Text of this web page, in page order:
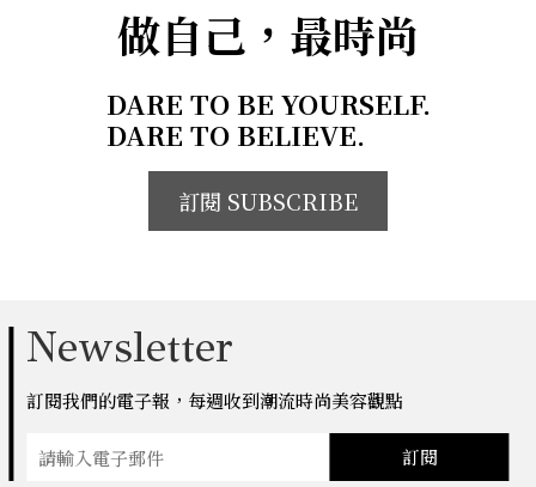
做自己，最時尚
DARE TO BE YOURSELF.
DARE TO BELIEVE.
訂閱 SUBSCRIBE
Newsletter
訂閱我們的電子報，每週收到潮流時尚美容觀點
訂閱